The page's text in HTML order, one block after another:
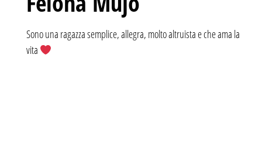
Sono una ragazza semplice, allegra, molto altruista e che ama la
vita